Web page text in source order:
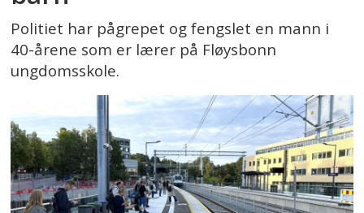
Politiet har pågrepet og fengslet en mann i
40-årene som er lærer på Fløysbonn
ungdomsskole.